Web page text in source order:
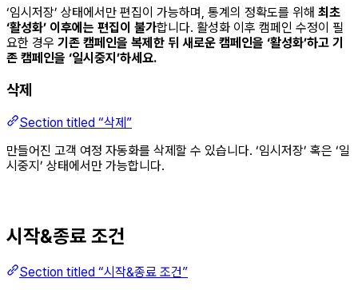
‘임시저장’ 상태에서만 편집이 가능하며, 통계의 정확도를 위해 최초
‘활성화’ 이후에는 편집이 불가합니다. 활성화 이후 캠페인 수정이 필
요한 경우 기존 캠페인을 복제한 뒤 새로운 캠페인을 ‘활성화’하고 기
존 캠페인을 ‘일시중지’하세요.
삭제
Section titled “삭제”
만들어진 고객 여정 자동화를 삭제할 수 있습니다. ‘임시저장’ 혹은 ‘일
시중지’ 상태에서만 가능합니다.
시작&종료 조건
Section titled “시작&종료 조건”